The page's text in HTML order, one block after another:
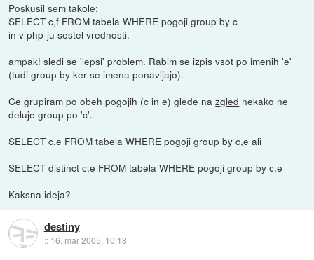
Poskusil sem takole:
SELECT c,f FROM tabela WHERE pogoji group by c
in v php-ju sestel vrednosti.
ampak! sledi se 'lepsi' problem. Rabim se izpis vsot po imenih 'e'
(tudi group by ker se imena ponavljajo).
Ce grupiram po obeh pogojih (c in e) glede nazgled nekako ne
deluje group po 'c'.
SELECT c,e FROM tabela WHERE pogoji group by c,e ali
SELECT distinct c,e FROM tabela WHERE pogoji group by c,e
Kaksna ideja?
destiny
:: 16. mar 2005, 10:18